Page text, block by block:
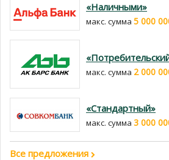
«Наличными»
макс. сумма 5 000
макс. сумма 2 000
«Стандартный»
макс. сумма 3 000
Все предложения